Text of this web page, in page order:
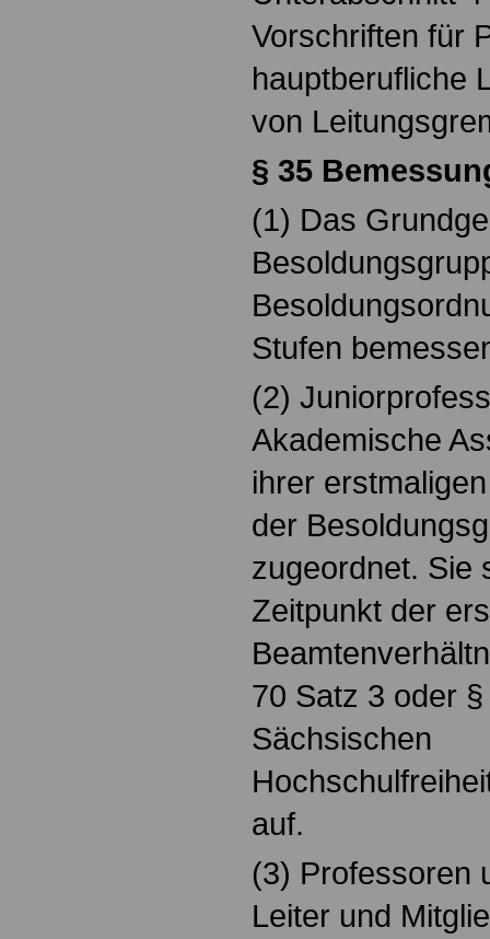
Vorschriften für
hauptberufliche
von
§ 35
(1) Das
Stufen
(2)
Akademische
ihrer
der
zugeordnet. Sie
Zeitpunkt der
70 Satz 3 oder
Sächsischen
auf.
(3) Professoren
Leiter und